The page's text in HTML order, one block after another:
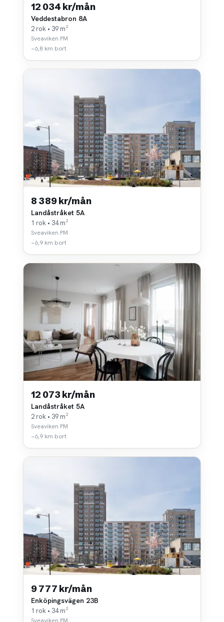
12 034 kr/mån
Veddestabron 8A
2 rok • 39 m²
Sveaviken PM
~6,8 km bort
8 389 kr/mån
Landåstråket 5A
1 rok • 34 m²
Sveaviken PM
~6,9 km bort
12 073 kr/mån
Landåstråket 5A
2 rok • 39 m²
Sveaviken PM
~6,9 km bort
9 777 kr/mån
Enköpingsvägen 23B
1 rok • 34 m²
Sveaviken PM